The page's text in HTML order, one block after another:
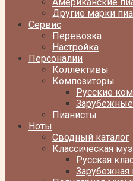
Другие марки
Сервис
Перевозка
Настройка
Персоналии
Коллективы
Композиторы
Русские
Пианисты
Ноты
Сводный каталог
Классическая
Русская
Зарубежная